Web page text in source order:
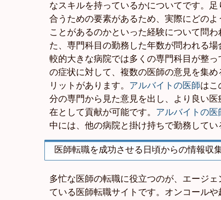
なスキルを持っているかについてです。
合うための要素があるため、実際にどの
ことがあるのかといった経験について問
た、専門科目の勤務した年数が問われる
較的大きな病院では多くの専門科目が整
の症状に対して、複数の医師の意見を集
リットがあります。 アルバイトの医師はこ
分の専門から見た意見を出し、より良い
在として貢献が可能です。 アルバイトの医
中には、他の病院と掛け持ちで勤務して
医師転職を成功させる日頃からの情報収
多忙な医師の転職に役立つのが、エージ
ている医師転職サイトです。オンコール